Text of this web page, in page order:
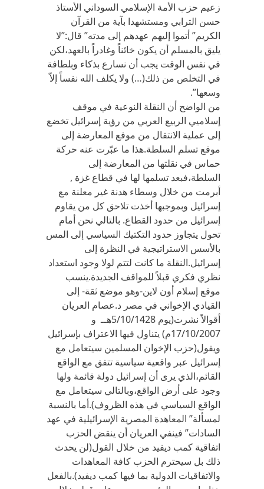
زعيم حزب الأمة الإسلامي السوداني الأستاذ
حسن الترابي ومستشهدا بآية من القرآن
الكريم” أتموا إليهم عهدهم إلى مدته” قال:”لا
يليق بالمسلم أن يكون خائناً وغادراً بالعهد،لكن
في نفس الوقت يجب أن نسارع بذكاء وبلطافة
في التخلص من ذلك(…) ولا يكلف الله نفساً إلاّ
وسعها”.
من الواضح أن النقلة النوعية في موقف
إسلاميي الربيع العربي من رؤية إسرائيل تخضع
إلى عملية الانتقال من موفع المعارضة إلى
موقع تسلم السلطة.هذا ما عبّرت عنه حركة
حماس في نقلتها من المعارضة إلى
السلطة،فبعد تسلمها لها في قطاع غزة ,
أبرمت من خلال وسطاء هدنة غير معلنة مع
إسرائيل وبموجبها أخذت تلاحق كل من يقاوم
إسرائيل من حدود القطاع. بالتالي نحن أمام
تحول يتجاوز حدود التكتيك السياسي إلى المس
بالأسس الاستراتيجية في النظرة إلى
إسرائيل.النقلة ما كانت لتتم لولا وجود استعداد
نظري فكري قبلاً للمواقف الجديدة.ينسب
موقع إسلام أون لاين-وهو موضع ثقة- إلى
القيادي الإخواني في مصر د.عصام العريان
أقوالاً نشرت(يوم 5/10/1428هــ و
17/10/2007م) يتناول فيها الاعتراف بإسرائيل
ويقول(حزب الإخوان المسلمين سيتعامل مع
إسرائيل عبر واقعية سياسية تتفق مع الواقع
القائم،الذي يرى أن إسرائيل دولة قائمة ولها
وجود على أرض الواقع،وبالتالي سيتعامل مع
الواقع السياسي في هذه الظروف).أما بالنسبة
لمسألة” المعاهدة المصرية الإسرائيلية في عهد
السادات” فينفي العريان أن ينقض الحزب
اتفاقية كمب ديفيد من خلال القول(لن يحدث
ذلك بل سيحترم الحزب كافة المعاهدات
والاتفاقيات الدولية بما فيها كمب ديفيد).بالفعل